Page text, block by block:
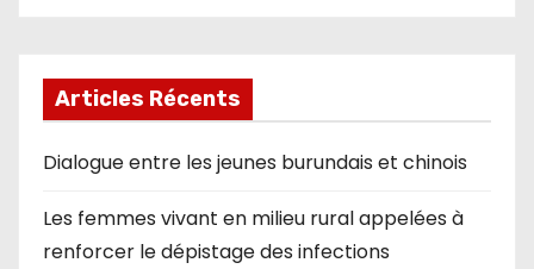
Articles Récents
Dialogue entre les jeunes burundais et chinois
Les femmes vivant en milieu rural appelées à
renforcer le dépistage des infections